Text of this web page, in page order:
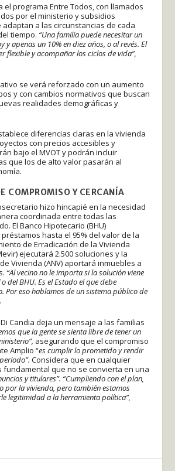
el programa Entre Todos, con llamados
por el ministerio y subsidios
a las circunstancias de cada
tiempo. “Una familia puede necesitar un
y apenas un 10% en diez años, o al revés. El
flexible y acompañar los ciclos de vida”,
se verá reforzado con un aumento
y con cambios normativos que buscan
realidades demográficas y
diferencias claras en la vivienda
con precios accesibles y
bajo el MVOT y podrán incluir
que los de alto valor pasarán al
COMPROMISO Y CERCANÍA
hizo hincapié en la necesidad
coordinada entre todas las
El Banco Hipotecario (BHU)
hasta el 95% del valor de la
de Erradicación de la Vivienda
ejecutará 2.500 soluciones y la
Vivienda (ANV) aportará inmuebles a
“Al vecino no le importa si la solución viene
del BHU. Es el Estado el que debe
Por eso hablamos de un sistema público de
Candia deja un mensaje a las familias
que la gente se sienta libre de tener un
asegurando que el compromiso
Amplio “es cumplir lo prometido y rendir
Considera que en cualquier
fundamental que no se convierta en una
y titulares”. “Cumpliendo con el plan,
por la vivienda, pero también estamos
legitimidad a la herramienta política”,